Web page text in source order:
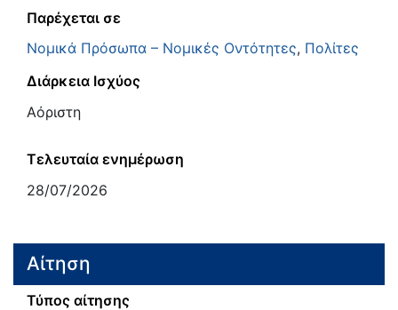
Παρέχεται σε
Νομικά Πρόσωπα – Νομικές Οντότητες, Πολίτες
Διάρκεια Ισχύος
Αόριστη
Τελευταία ενημέρωση
28/07/2026
Αίτηση
Τύπος αίτησης